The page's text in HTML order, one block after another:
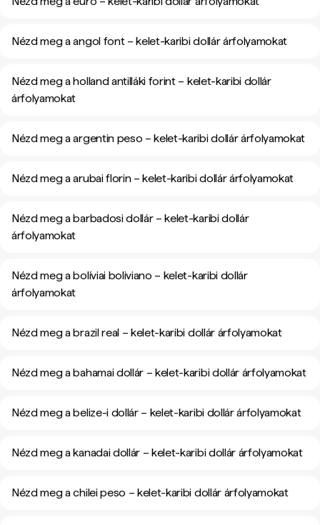
Nézd meg a angol font – kelet-karibi dollár árfolyamokat
Nézd meg a holland antilláki forint – kelet-karibi dollár
árfolyamokat
Nézd meg a argentin peso – kelet-karibi dollár árfolyamokat
Nézd meg a arubai florin – kelet-karibi dollár árfolyamokat
Nézd meg a barbadosi dollár – kelet-karibi dollár
árfolyamokat
Nézd meg a bolíviai boliviano – kelet-karibi dollár
árfolyamokat
Nézd meg a brazil real – kelet-karibi dollár árfolyamokat
Nézd meg a bahamai dollár – kelet-karibi dollár árfolyamokat
Nézd meg a belize-i dollár – kelet-karibi dollár árfolyamokat
Nézd meg a kanadai dollár – kelet-karibi dollár árfolyamokat
Nézd meg a chilei peso – kelet-karibi dollár árfolyamokat